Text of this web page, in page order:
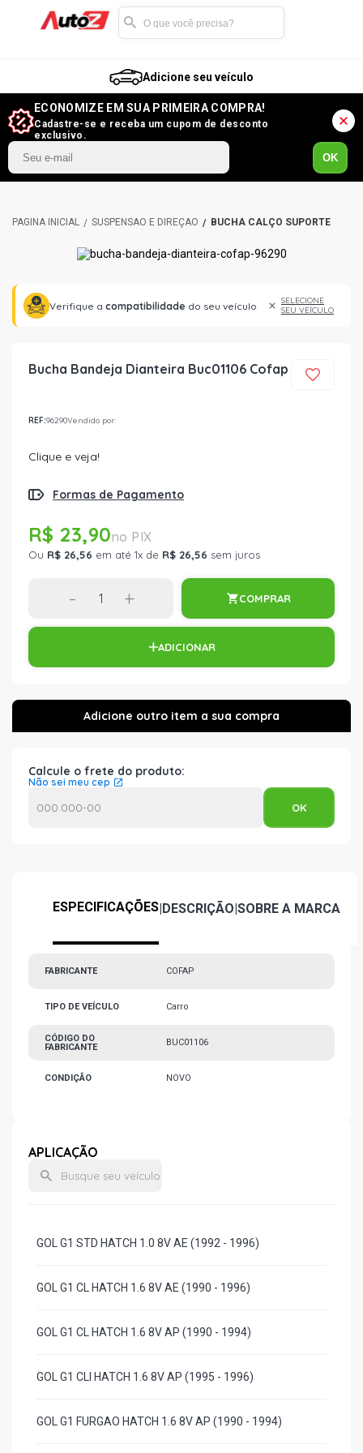
Adicione seu veículo
ECONOMIZE EM SUA PRIMEIRA COMPRA!
Cadastre-se e receba um cupom de desconto
exclusivo.
OK
SUSPENSÃO E DIREÇÃO BUCHA CALÇO SUPORTE
Verifique a compatibilidade do seu veículo
SELECIONE
SEU VEÍCULO
Bucha Bandeja Dianteira Buc01106 Cofap
REF:96290Vendido por:
Clique e veja!
Formas de Pagamento
R$ 23,90
Ou R$ 26,56 em até 1x de R$ 26,56 sem juros
- + COMPRAR
ADICIONAR
Calcule o frete do produto:
Não sei meu cep
ESPECIFICAÇÕES|DESCRIÇÃO|SOBRE A MARCA
FABRICANTE COFAP
TIPO DE VEÍCULO Carro
CÓDIGO DO
FABRICANTE
BUC01106
CONDIÇÃO NOVO
APLICAÇÃO
GOL G1 STD HATCH 1.0 8V AE (1992 - 1996)
GOL G1 CL HATCH 1.6 8V AE (1990 - 1996)
GOL G1 CL HATCH 1.6 8V AP (1990 - 1994)
GOL G1 CLI HATCH 1.6 8V AP (1995 - 1996)
GOL G1 FURGAO HATCH 1.6 8V AP (1990 - 1994)